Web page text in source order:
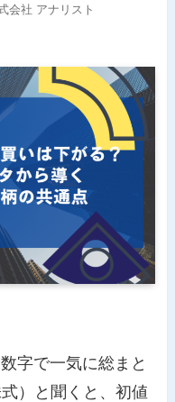
会社 アナリスト
字で一気に総まと
）と聞くと、初値